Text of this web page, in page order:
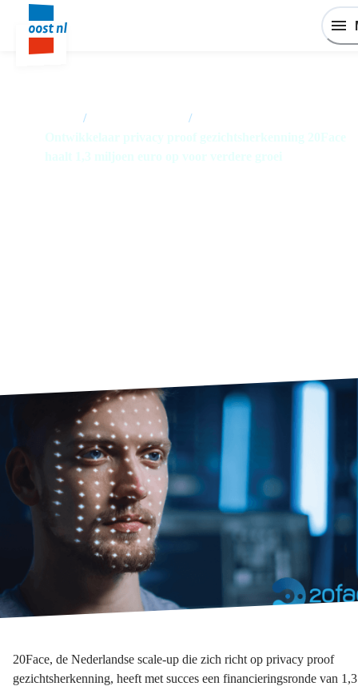
/
/
Ontwikkelaar privacy proof gezichtsherkenning 20Face
haalt 1,3 miljoen euro op voor verdere groei
20Face, de Nederlandse scale-up die zich richt op privacy proof
gezichtsherkenning, heeft met succes een financieringsronde van 1,3